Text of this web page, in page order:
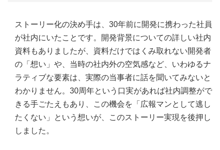
ストーリー化の決め手は、30年前に開発に携わった社員
が社内にいたことです。開発背景についての詳しい社内
資料もありましたが、資料だけではくみ取れない開発者
の「想い」や、当時の社内外の空気感など、いわゆるナ
ラティブな要素は、実際の当事者に話を聞いてみないと
わかりません。30周年という口実があれば社内調整がで
きる手ごたえもあり、この機会を「広報マンとして逃し
たくない」という想いが、このストーリー実現を後押し
しました。